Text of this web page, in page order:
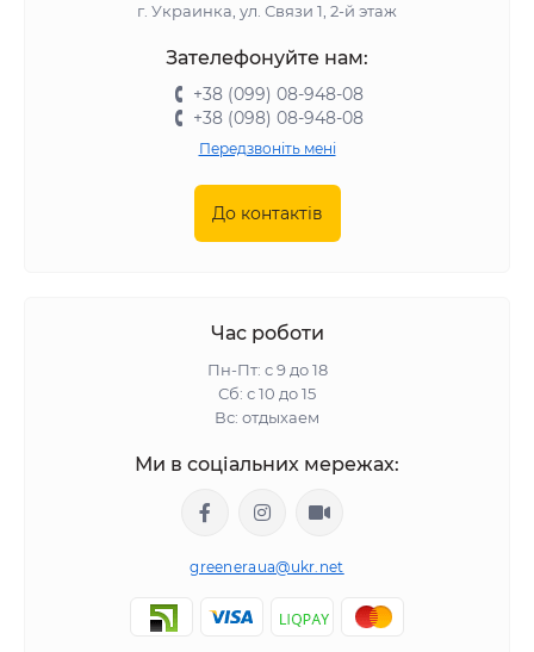
г. Украинка, ул. Связи 1, 2-й этаж
Зателефонуйте нам:
+38 (099) 08-948-08
+38 (098) 08-948-08
Передзвоніть мені
До контактів
Час роботи
Пн-Пт: с 9 до 18
Сб: с 10 до 15
Вс: отдыхаем
Ми в соціальних мережах:
greeneraua@ukr.net